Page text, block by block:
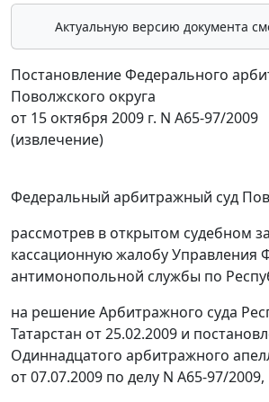
Актуальную версию документа
Постановление Федерального
Поволжского округа
от 15 октября 2009 г. N А65-97/2009
(извлечение)
Федеральный арбитражный суд
рассмотрев в открытом судебном
кассационную жалобу Управления
антимонопольной службы по
на решение Арбитражного суда
Татарстан от 25.02.2009 и
Одиннадцатого арбитражного
от 07.07.2009 по делу N А65-97/2009,